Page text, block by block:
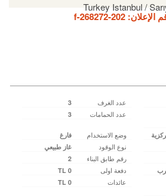
Turkey Istanbul /
الإعلان: f-268272-202
عدد الغرف 3
عدد الحمامات 3
وضع الاستخدام فارغ
نوع الوقود غاز طبيعي
رقم طابق البناء 2
دفعة اولى 0 TL
عائدات 0 TL